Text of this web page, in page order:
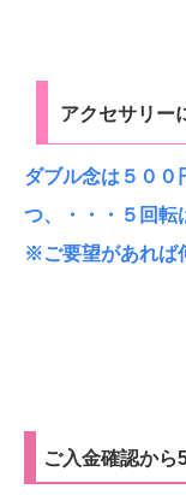
アクセサリー
ダブル念は５００
つ、・・・５回転
※ご要望があれば
ご入金確認から